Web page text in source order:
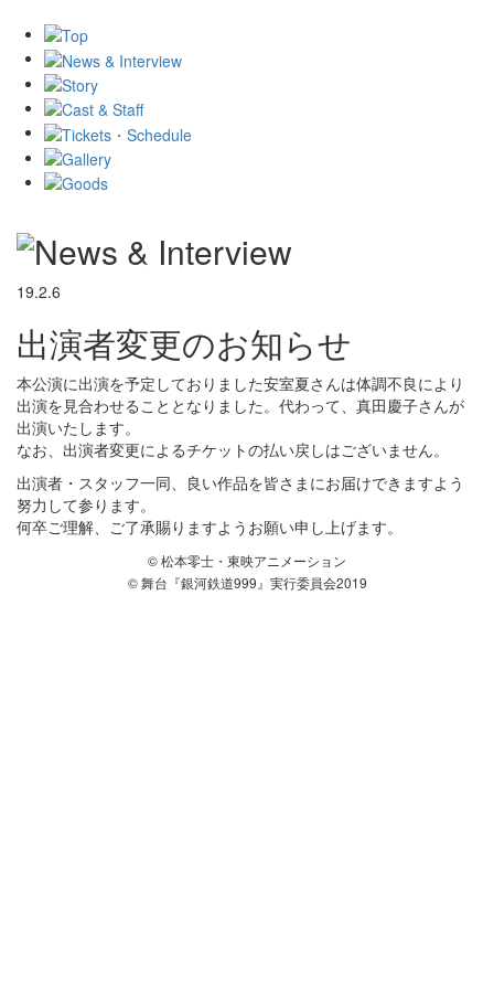
19.2.6
出演者変更のお知らせ
本公演に出演を予定しておりました安室夏さんは体調不良により
出演を見合わせることとなりました。代わって、真田慶子さんが
出演いたします。
なお、出演者変更によるチケットの払い戻しはございません。
出演者・スタッフ一同、良い作品を皆さまにお届けできますよう
努力して参ります。
何卒ご理解、ご了承賜りますようお願い申し上げます。
© 松本零士・東映アニメーション
© 舞台『銀河鉄道999』実行委員会2019